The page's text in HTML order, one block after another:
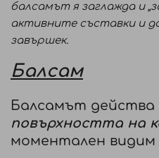
балсамът я заглажда и
активните съставки и
завършек.
Балсам
Балсамът действа
повърхността на
моментален видим